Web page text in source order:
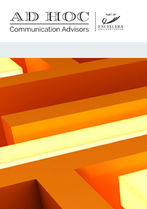
Chi siamo
Cosa facciamo
News
Clienti
Heritage